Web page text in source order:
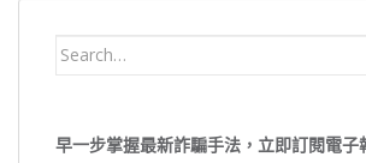
Search
早一步掌握最新詐騙手法，立即訂閱電子